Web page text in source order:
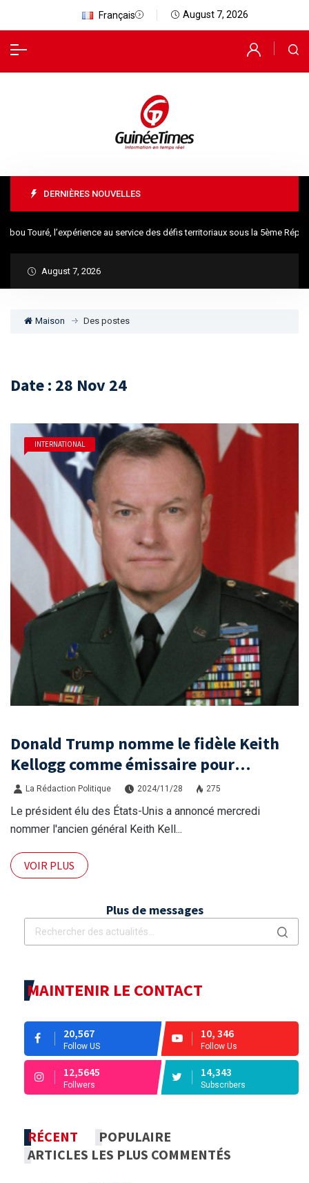
Français August 7, 2026
DERNIÈRES NOUVELLES
Touré, l’expérience au service des défis territoriaux sous la 5ème
August 7, 2026
Maison Des postes
Date : 28 Nov 24
INTERNATIONAL
Donald Trump nomme le fidèle Keith
Kellogg comme émissaire pour
l'Ukraine et la Russie
La Rédaction Politique 2024/11/28 275
Le président élu des États-Unis a annoncé mercredi
nommer l'ancien général Keith Kell...
VOIR PLUS
Plus de messages
MAINTENIR LE CONTACT
20,567
Follow US
10, 346
Follow Us
12,5645
Follwers
14,343
Subscribers
RÉCENT
POPULAIRE
ARTICLES LES PLUS COMMENTÉS